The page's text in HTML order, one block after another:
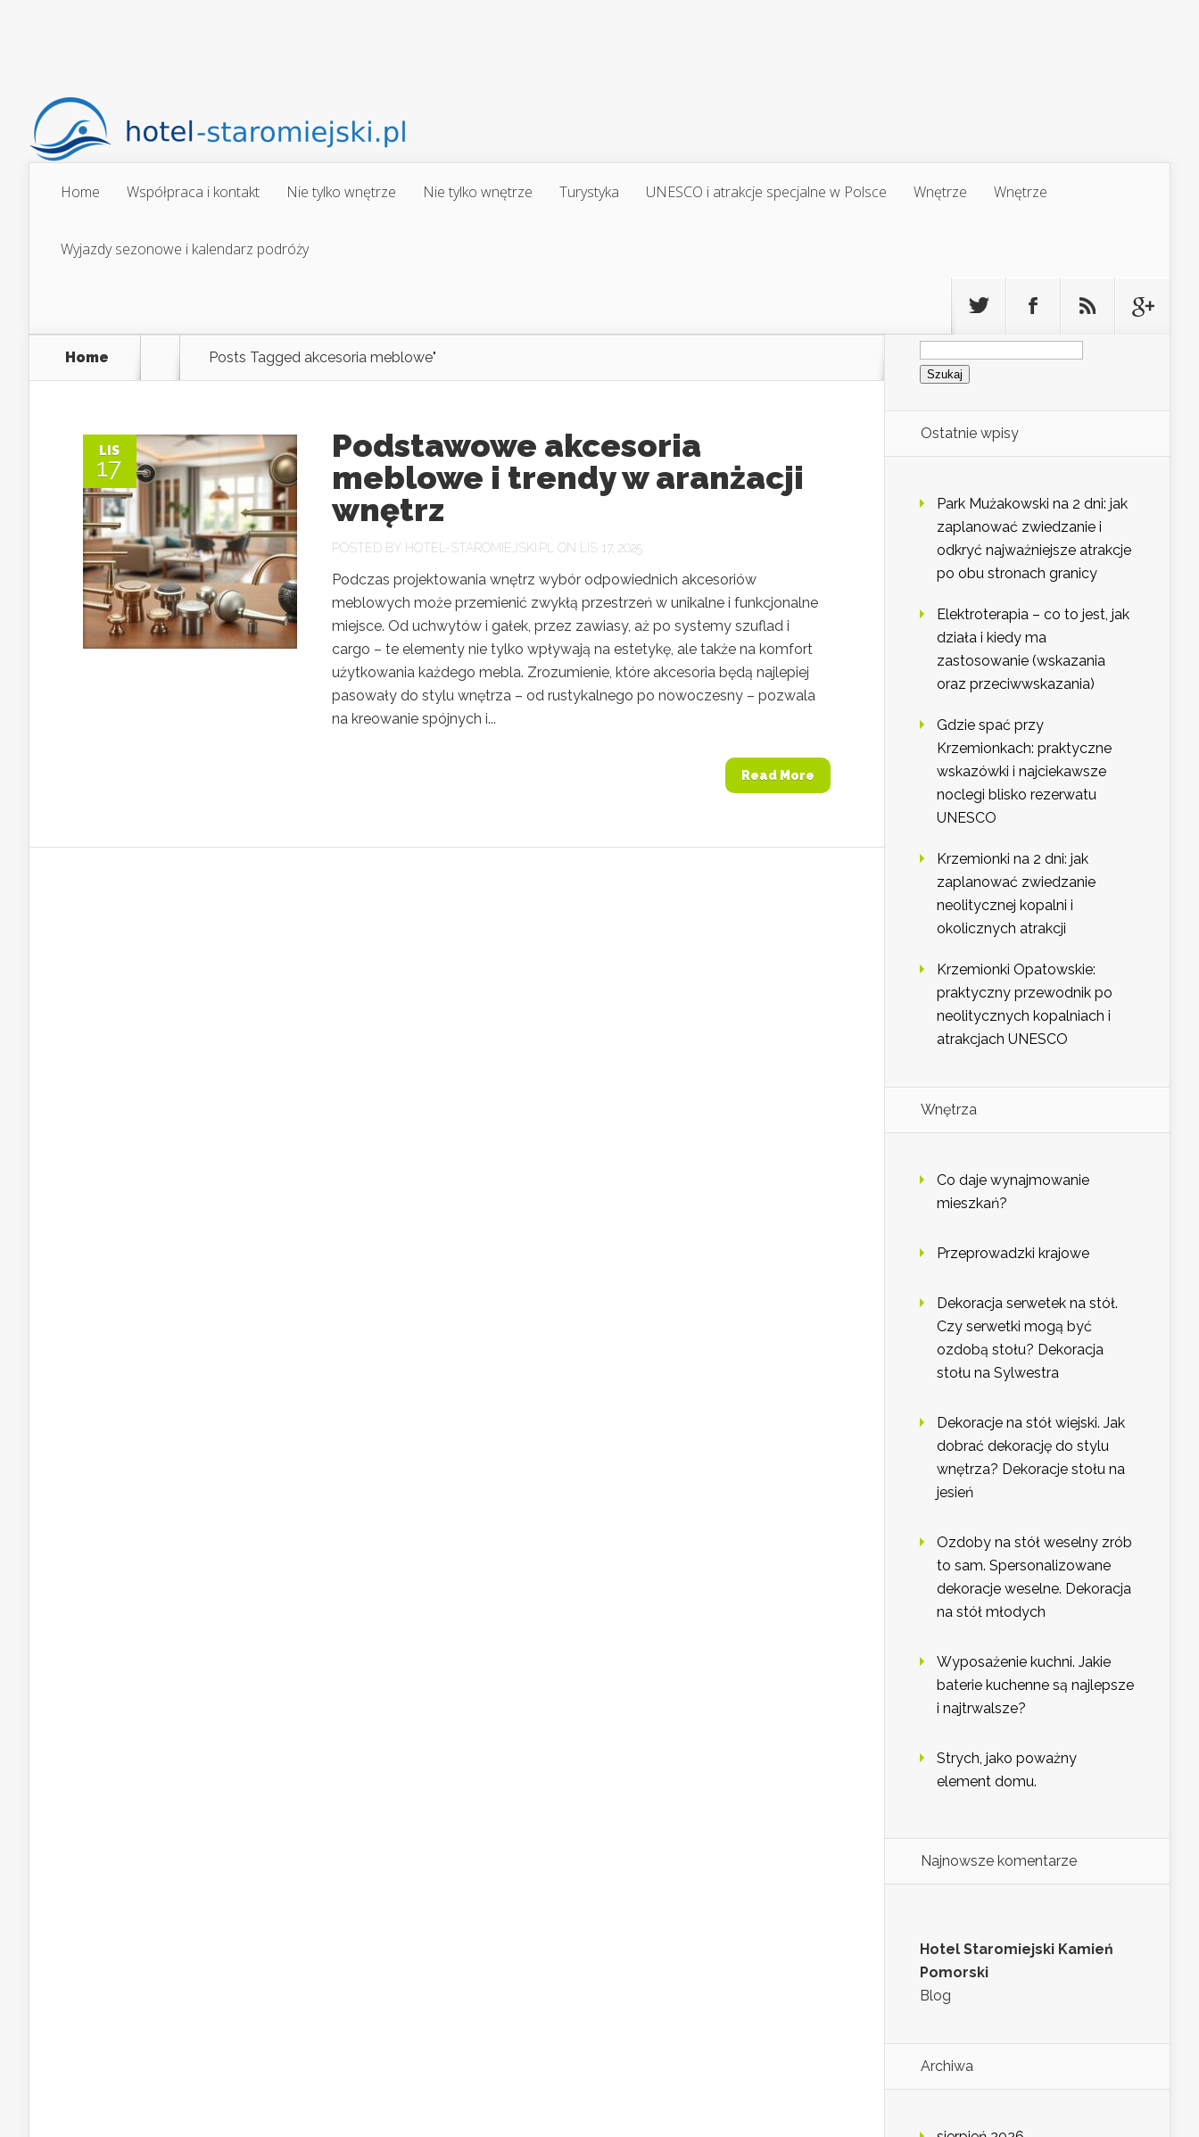
Home Współpraca i kontakt Nie tylko wnętrze Nie tylko wnętrze Turystyka UNESCO i atrakcje specjalne w Polsce Wnętrze Wnętrze
Wyjazdy sezonowe i kalendarz podróży
Home Posts Tagged akcesoria meblowe"
LIS
17
Podstawowe akcesoria
meblowe i trendy w aranżacji
wnętrz
POSTED BY HOTEL-STAROMIEJSKI.PL ON LIS 17, 2025
Podczas projektowania wnętrz wybór odpowiednich akcesoriów
meblowych może przemienić zwykłą przestrzeń w unikalne i funkcjonalne
miejsce. Od uchwytów i gałek, przez zawiasy, aż po systemy szuflad i
cargo – te elementy nie tylko wpływają na estetykę, ale także na komfort
użytkowania każdego mebla. Zrozumienie, które akcesoria będą najlepiej
pasowały do stylu wnętrza – od rustykalnego po nowoczesny – pozwala
na kreowanie spójnych i...
Read More
Szukaj:
Ostatnie wpisy
Park Mużakowski na 2 dni: jak
zaplanować zwiedzanie i
odkryć najważniejsze atrakcje
po obu stronach granicy
Elektroterapia – co to jest, jak
działa i kiedy ma
zastosowanie (wskazania
oraz przeciwwskazania)
Gdzie spać przy
Krzemionkach: praktyczne
wskazówki i najciekawsze
noclegi blisko rezerwatu
UNESCO
Krzemionki na 2 dni: jak
zaplanować zwiedzanie
neolitycznej kopalni i
okolicznych atrakcji
Krzemionki Opatowskie:
praktyczny przewodnik po
neolitycznych kopalniach i
atrakcjach UNESCO
Wnętrza
Co daje wynajmowanie
mieszkań?
Przeprowadzki krajowe
Dekoracja serwetek na stół.
Czy serwetki mogą być
ozdobą stołu? Dekoracja
stołu na Sylwestra
Dekoracje na stół wiejski. Jak
dobrać dekorację do stylu
wnętrza? Dekoracje stołu na
jesień
Ozdoby na stół weselny zrób
to sam. Spersonalizowane
dekoracje weselne. Dekoracja
na stół młodych
Wyposażenie kuchni. Jakie
baterie kuchenne są najlepsze
i najtrwalsze?
Strych, jako poważny
element domu.
Najnowsze komentarze
Hotel Staromiejski Kamień
Pomorski
Blog
Archiwa